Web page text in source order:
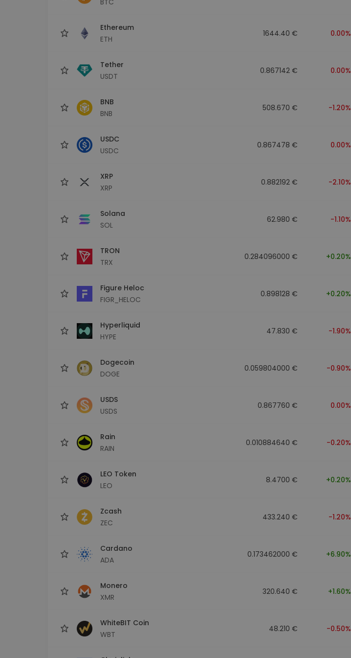
Finde deine Krypto-Strategie
Ethereum
ETH
1644.40 € 0.00%
Tether
USDT
0.867142 € 0.00%
BNB
BNB
508.670 € -1.20%
USDC
USDC
0.867478 € 0.00%
XRP
XRP
0.882192 € -2.10%
Solana
SOL
62.980 € -1.10%
TRON
TRX
0.284096000 € +0.20%
Figure Heloc
FIGR_HELOC
0.898128 € +0.20%
Hyperliquid
HYPE
47.830 € -1.90%
Dogecoin
DOGE
0.059804000 € -0.90%
USDS
USDS
0.867760 € 0.00%
Rain
RAIN
0.010884640 € -0.20%
LEO Token
LEO
8.4700 € +0.20%
Zcash
ZEC
433.240 € -1.20%
Cardano
ADA
0.173462000 € +6.90%
Monero
XMR
320.640 € +1.60%
WhiteBIT Coin
WBT
48.210 € -0.50%